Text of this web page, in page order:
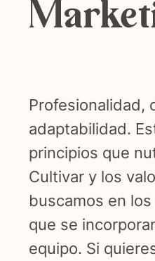
Profesionalidad,
adaptabilidad.
principios que
Cultivar y los
buscamos en
que se
equipo. Si